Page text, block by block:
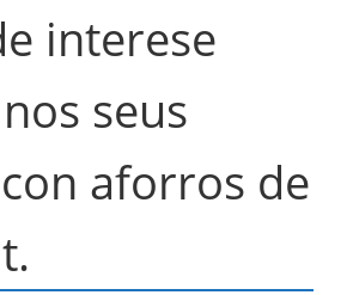
interese
seus
aforros de